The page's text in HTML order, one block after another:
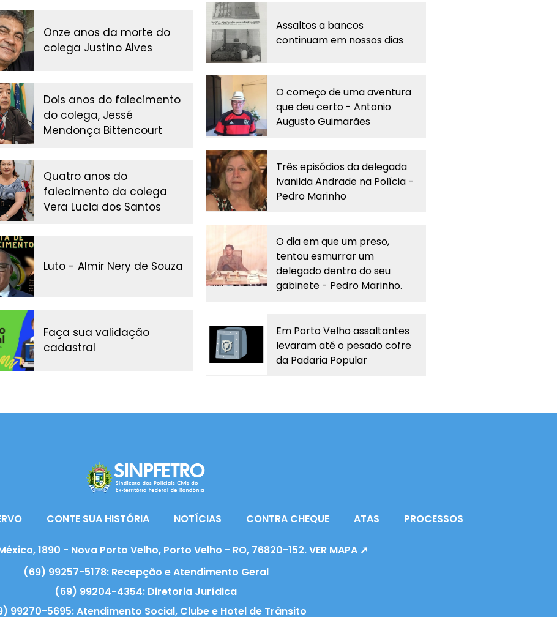
Onze anos da morte do
colega Justino Alves
Dois anos do falecimento
do colega, Jessé
Mendonça Bittencourt
Quatro anos do
falecimento da colega
Vera Lucia dos Santos
Luto - Almir Nery de Souza
Faça sua validação
cadastral
Assaltos a bancos
continuam em nossos dias
O começo de uma aventura
que deu certo - Antonio
Augusto Guimarães
Três episódios da delegada
Ivanilda Andrade na Polícia -
Pedro Marinho
O dia em que um preso,
tentou esmurrar um
delegado dentro do seu
gabinete - Pedro Marinho.
Em Porto Velho assaltantes
levaram até o pesado cofre
da Padaria Popular
CONTE SUA HISTÓRIA NOTÍCIAS CONTRA CHEQUE ATAS PROCESSOS
1890 - Nova Porto Velho, Porto Velho - RO, 76820-152. VER MAPA ➚
(69) 99257-5178: Recepção e Atendimento Geral
(69) 99204-4354: Diretoria Jurídica
99270-5695: Atendimento Social, Clube e Hotel de Trânsito